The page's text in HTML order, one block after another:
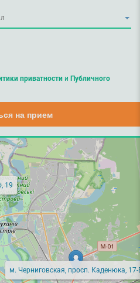
приватностии Публичного
на прием
19
м. Черниговская, просп. Каденюка, 17-